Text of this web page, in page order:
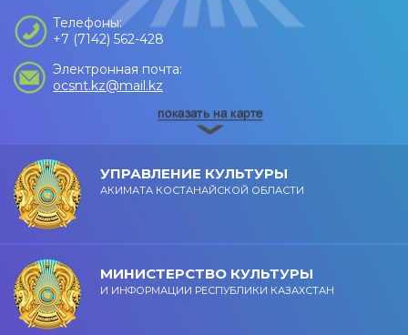
Телефоны:
+7 (7142) 562-428
Электронная почта:
ocsnt.kz@mail.kz
УПРАВЛЕНИЕ КУЛЬТУРЫ
АКИМАТА КОСТАНАЙСКОЙ ОБЛАСТИ
МИНИСТЕРСТВО КУЛЬТУРЫ
И ИНФОРМАЦИИ РЕСПУБЛИКИ КАЗАХСТАН